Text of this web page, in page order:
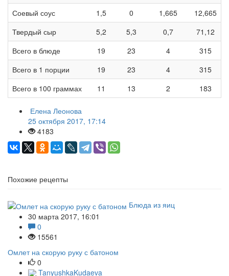
Соевый соус
1,5 0 1,665
12,665
Твердый сыр
5,2 5,3 0,7
71,12
Всего в блюде
19 23 4
315
Всего в 1 порции
19 23 4
315
Всего в 100 граммах
11 13 2 183
Елена Леонова
25 октября 2017, 17:14
4183
Похожие рецепты
Блюда из яиц
30 марта 2017, 16:01
0
15561
Омлет на скорую руку с батоном
0
TanyushkaKudaeva